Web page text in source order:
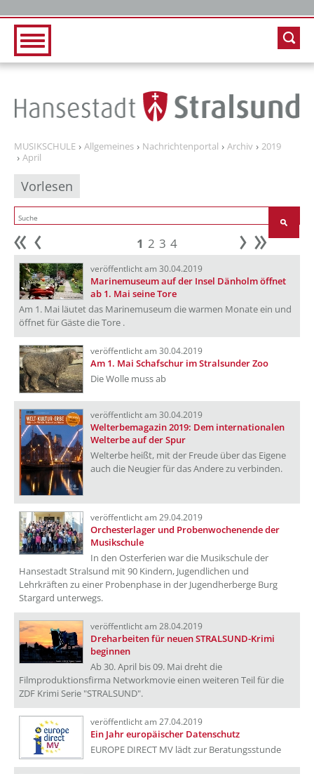
MUSIKSCHULE Allgemeines Nachrichtenportal Archiv
2019
April
Vorlesen
Anfang 1 2 3 4 weiter
veröffentlicht am 30.04.2019
Marinemuseum auf der Insel Dänholm öffnet
ab 1. Mai seine Tore
Am 1. Mai läutet das Marinemuseum die warmen Monate ein und
öffnet für Gäste die Tore .
veröffentlicht am 30.04.2019
Am 1. Mai Schafschur im Stralsunder Zoo
Die Wolle muss ab
veröffentlicht am 30.04.2019
Welterbemagazin 2019: Dem internationalen
Welterbe auf der Spur
Welterbe heißt, mit der Freude über das Eigene
auch die Neugier für das Andere zu verbinden.
veröffentlicht am 29.04.2019
Orchesterlager und Probenwochenende der
Musikschule
In den Osterferien war die Musikschule der
Hansestadt Stralsund mit 90 Kindern, Jugendlichen und
Lehrkräften zu einer Probenphase in der Jugendherberge Burg
Stargard unterwegs.
veröffentlicht am 28.04.2019
Dreharbeiten für neuen STRALSUND-Krimi
beginnen
Ab 30. April bis 09. Mai dreht die
Filmproduktionsfirma Networkmovie einen weiteren Teil für die
ZDF Krimi Serie "STRALSUND".
veröffentlicht am 27.04.2019
Ein Jahr europäischer Datenschutz
EUROPE DIRECT MV lädt zur Beratungsstunde